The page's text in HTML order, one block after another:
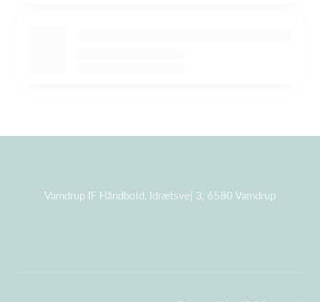
Vamdrup IF Håndbold, Idrætsvej 3, 6580 Vamdrup